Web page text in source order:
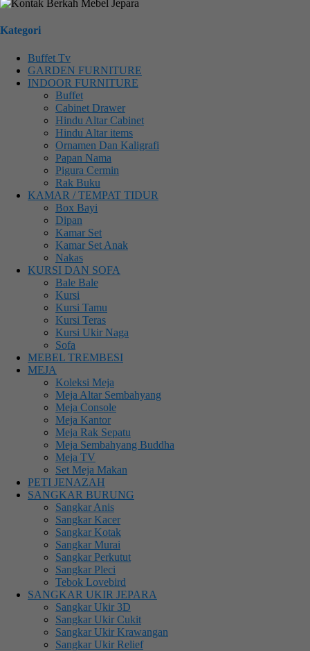
Kategori
Buffet Tv
GARDEN FURNITURE
INDOOR FURNITURE
Buffet
Cabinet Drawer
Hindu Altar Cabinet
Hindu Altar items
Ornamen Dan Kaligrafi
Papan Nama
Pigura Cermin
Rak Buku
KAMAR / TEMPAT TIDUR
Box Bayi
Dipan
Kamar Set
Kamar Set Anak
Nakas
KURSI DAN SOFA
Bale Bale
Kursi
Kursi Tamu
Kursi Teras
Kursi Ukir Naga
Sofa
MEBEL TREMBESI
MEJA
Koleksi Meja
Meja Altar Sembahyang
Meja Console
Meja Kantor
Meja Rak Sepatu
Meja Sembahyang Buddha
Meja TV
Set Meja Makan
PETI JENAZAH
SANGKAR BURUNG
Sangkar Anis
Sangkar Kacer
Sangkar Kotak
Sangkar Murai
Sangkar Perkutut
Sangkar Pleci
Tebok Lovebird
SANGKAR UKIR JEPARA
Sangkar Ukir 3D
Sangkar Ukir Cukit
Sangkar Ukir Krawangan
Sangkar Ukir Relief